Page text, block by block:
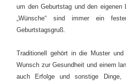
um den Geburtstag und den eigenen
„Wünsche“ sind immer ein
Geburtstagsgruß.
Traditionell gehört in die Muster
Wunsch zur Gesundheit und einem
auch Erfolge und sonstige Dinge,